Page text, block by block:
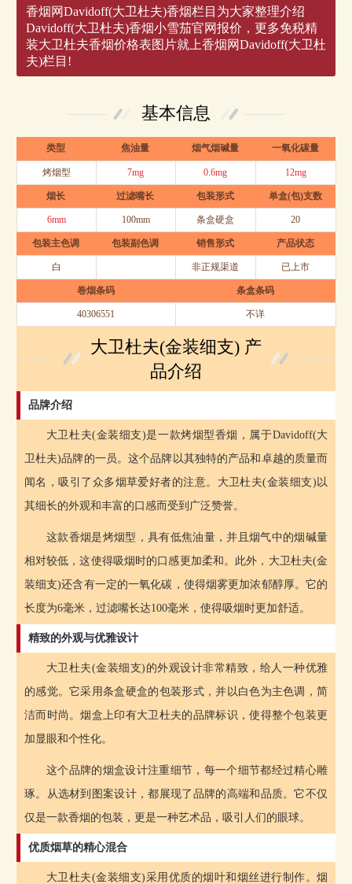
香烟网Davidoff(大卫杜夫)香烟栏目为大家整理介绍
Davidoff(大卫杜夫)香烟小雪茄官网报价，更多免税精
装大卫杜夫香烟价格表图片就上香烟网Davidoff(大卫杜
夫)栏目!
基本信息
类型 焦油量 烟气烟碱量 一氧化碳量
烤烟型 7mg 0.6mg 12mg
烟长 过滤嘴长 包装形式 单盒(包)支数
6mm 100mm 条盒硬盒 20
包装主色调 包装副色调 销售形式 产品状态
白 非正规渠道 已上市
卷烟条码 条盒条码
40306551 不详
大卫杜夫(金装细支) 产
品介绍
品牌介绍
大卫杜夫(金装细支)是一款烤烟型香烟，属于Davidoff(大
卫杜夫)品牌的一员。这个品牌以其独特的产品和卓越的质量而
闻名，吸引了众多烟草爱好者的注意。大卫杜夫(金装细支)以
其细长的外观和丰富的口感而受到广泛赞誉。
这款香烟是烤烟型，具有低焦油量，并且烟气中的烟碱量
相对较低，这使得吸烟时的口感更加柔和。此外，大卫杜夫(金
装细支)还含有一定的一氧化碳，使得烟雾更加浓郁醇厚。它的
长度为6毫米，过滤嘴长达100毫米，使得吸烟时更加舒适。
精致的外观与优雅设计
大卫杜夫(金装细支)的外观设计非常精致，给人一种优雅
的感觉。它采用条盒硬盒的包装形式，并以白色为主色调，简
洁而时尚。烟盒上印有大卫杜夫的品牌标识，使得整个包装更
加显眼和个性化。
这个品牌的烟盒设计注重细节，每一个细节都经过精心雕
琢。从选材到图案设计，都展现了品牌的高端和品质。它不仅
仅是一款香烟的包装，更是一种艺术品，吸引人们的眼球。
优质烟草的精心混合
大卫杜夫(金装细支)采用优质的烟叶和烟丝进行制作。烟